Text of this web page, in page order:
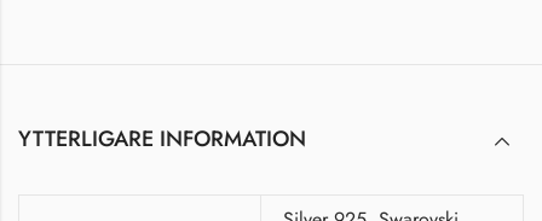
YTTERLIGARE INFORMATION